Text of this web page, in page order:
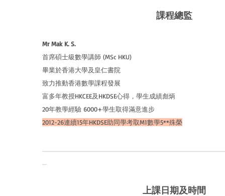
課程總監
Mr Mak K. S.
首席碩士級數學講師 (MSc HKU)
畢業於香港大學及皇仁書院
致力推動香港數學課程發展
富多年教授HKCEE及HKDSE心得，學生成績彪炳
20年教學經驗 6000+學生取得滿意進步
2012-26連續15年HKDSE助同學考取M1數學5**殊榮
上課日期及時間